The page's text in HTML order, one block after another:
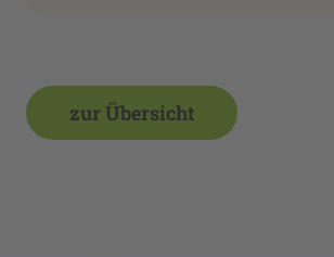
zur Übersicht